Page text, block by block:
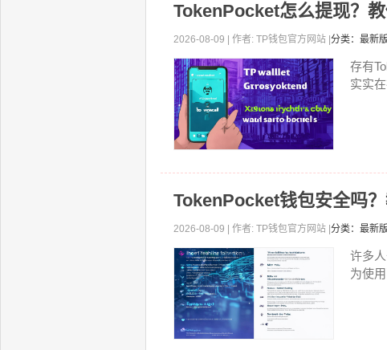
TokenPocket怎么提现？
2026-08-09 | 作者: TP钱包官方网站 | 分类：最新
存有
实实
TokenPocket钱包安全吗
2026-08-09 | 作者: TP钱包官方网站 | 分类：最新
许多
为使